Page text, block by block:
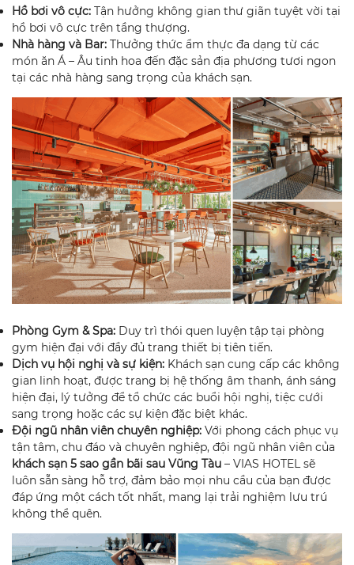
Hồ bơi vô cực: Tận hưởng không gian thư giãn tuyệt vời tại
hồ bơi vô cực trên tầng thượng.
Nhà hàng và Bar: Thưởng thức ẩm thực đa dạng từ các
món ăn Á – Âu tinh hoa đến đặc sản địa phương tươi ngon
tại các nhà hàng sang trọng của khách sạn.
Phòng Gym & Spa: Duy trì thói quen luyện tập tại phòng
gym hiện đại với đầy đủ trang thiết bị tiên tiến.
Dịch vụ hội nghị và sự kiện: Khách sạn cung cấp các không
gian linh hoạt, được trang bị hệ thống âm thanh, ánh sáng
hiện đại, lý tưởng để tổ chức các buổi hội nghị, tiệc cưới
sang trọng hoặc các sự kiện đặc biệt khác.
Đội ngũ nhân viên chuyên nghiệp: Với phong cách phục vụ
tận tâm, chu đáo và chuyên nghiệp, đội ngũ nhân viên của
khách sạn 5 sao gần bãi sau Vũng Tàu – VIAS HOTEL sẽ
luôn sẵn sàng hỗ trợ, đảm bảo mọi nhu cầu của bạn được
đáp ứng một cách tốt nhất, mang lại trải nghiệm lưu trú
không thể quên.